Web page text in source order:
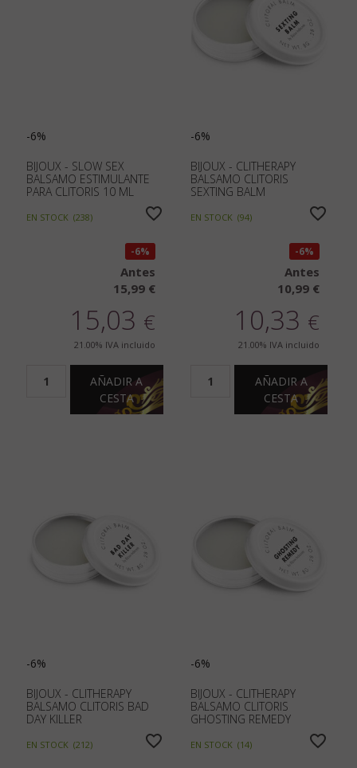
-6%
BIJOUX - SLOW SEX
BALSAMO ESTIMULANTE
PARA CLITORIS 10 ML
EN STOCK (238)
6%
Antes
15,99 €
15,03 €
21.00% IVA incluido
AÑADIR A
CESTA
-6%
BIJOUX - CLITHERAPY
BALSAMO CLITORIS
SEXTING BALM
EN STOCK (94)
6%
Antes
10,99 €
10,33 €
21.00% IVA incluido
AÑADIR A
CESTA
-6%
BIJOUX - CLITHERAPY
BALSAMO CLITORIS BAD
DAY KILLER
EN STOCK (212)
-6%
BIJOUX - CLITHERAPY
BALSAMO CLITORIS
GHOSTING REMEDY
EN STOCK (14)